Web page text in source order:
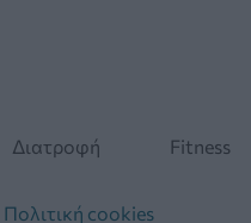
Διατροφή Fitness
Πολιτική cookies